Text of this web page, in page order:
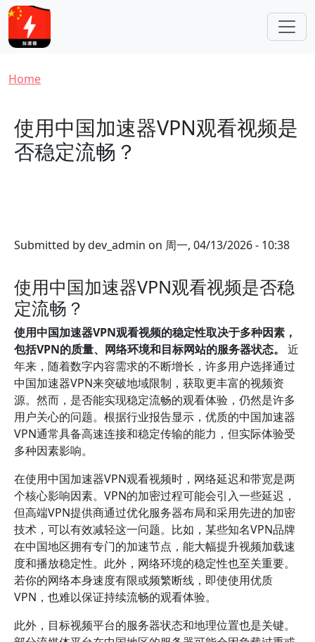
Skip to main content
Breadcrumb
Home
使用中国加速器VPN观看视频是
否稳定流畅？
Submitted bydev_admin on 周一, 04/13/2026 - 10:38
使用中国加速器VPN观看视频是否稳
定流畅？
使用中国加速器VPN观看视频的稳定性取决于多种因素，
包括VPN的质量、网络环境和目标网站的服务器状态。
近
年来，随着数字内容需求的不断增长，许多用户选择通过
中国加速器VPN来突破地域限制，获取更丰富的视频资
源。然而，是否能实现稳定流畅的观看体验，仍然是许多
用户关心的问题。根据行业报告显示，优质的中国加速器
VPN通常具备高速连接和稳定传输的能力，但实际体验受
多种因素影响。
在使用中国加速器VPN观看视频时，网络延迟和带宽是两
个核心影响因素。VPN的加密过程可能会引入一些延迟，
但高端VPN提供商通过优化服务器布局和采用先进的加密
技术，可以有效减轻这一问题。比如，某些知名VPN品牌
在中国地区拥有专门的加速节点，能大幅提升视频加载速
度和播放稳定性。此外，网络环境的稳定性也至关重要。
若你的网络本身速度有限或频繁断线，即使使用优质
VPN，也难以保证持续流畅的观看体验。
此外，目标视频平台的服务器状态和地理位置也是关键。